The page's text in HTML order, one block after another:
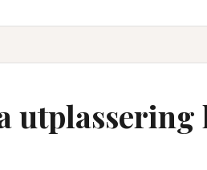
utplassering